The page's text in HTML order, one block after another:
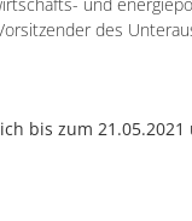
des
bis zum